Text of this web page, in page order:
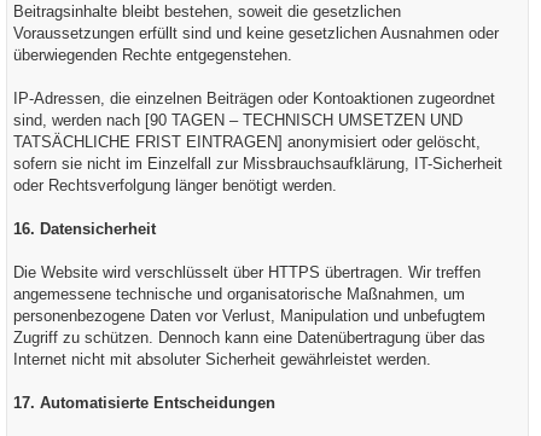
Beitragsinhalte bleibt bestehen, soweit die gesetzlichen
Voraussetzungen erfüllt sind und keine gesetzlichen Ausnahmen oder
überwiegenden Rechte entgegenstehen.
IP-Adressen, die einzelnen Beiträgen oder Kontoaktionen zugeordnet
sind, werden nach [90 TAGEN – TECHNISCH UMSETZEN UND
TATSÄCHLICHE FRIST EINTRAGEN] anonymisiert oder gelöscht,
sofern sie nicht im Einzelfall zur Missbrauchsaufklärung, IT-Sicherheit
oder Rechtsverfolgung länger benötigt werden.
16. Datensicherheit
Die Website wird verschlüsselt über HTTPS übertragen. Wir treffen
angemessene technische und organisatorische Maßnahmen, um
personenbezogene Daten vor Verlust, Manipulation und unbefugtem
Zugriff zu schützen. Dennoch kann eine Datenübertragung über das
Internet nicht mit absoluter Sicherheit gewährleistet werden.
17. Automatisierte Entscheidungen